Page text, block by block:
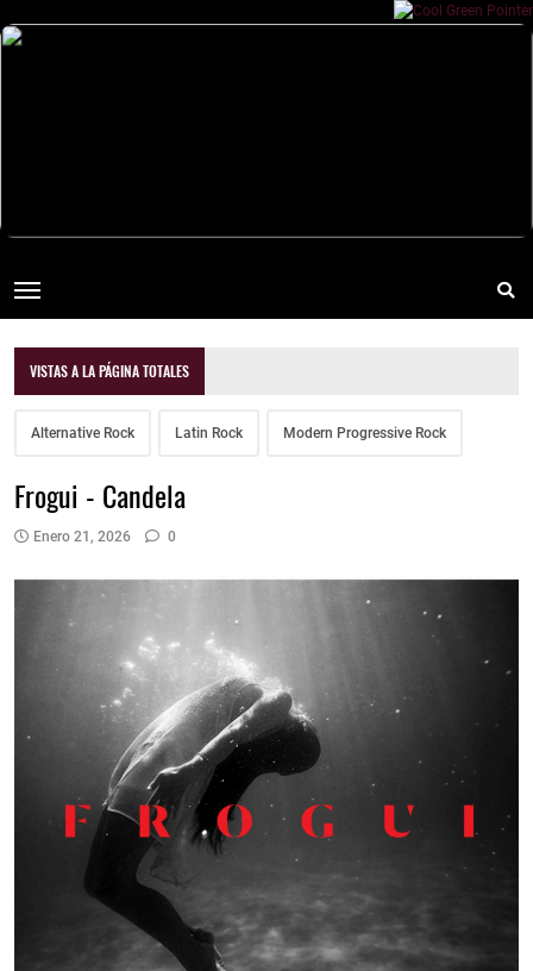
VISTAS A LA PÁGINA TOTALES
Alternative Rock Latin Rock Modern Progressive Rock
Frogui - Candela
Enero 21, 2026 0